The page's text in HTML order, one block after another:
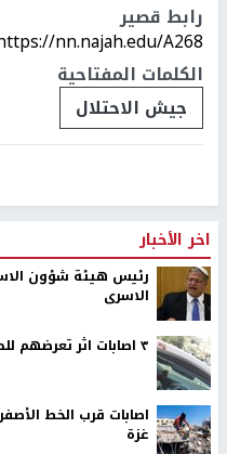
رابط قصير
nn.najah.edu/A268/
الكلمات المفتاحية
جيش الاحتلال
اخر الأخبار
رئيس هيئة شؤون
الاسرى
٣ اصابات اثر تعرضهم للطعن في مدينة الطيبة
اصابات قرب الخط
غزة